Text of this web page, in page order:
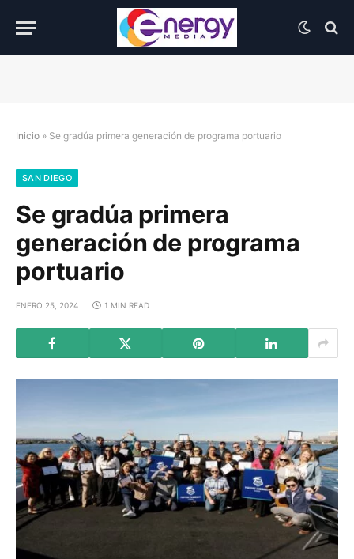
Inicio » Se gradúa primera generación de programa portuario
SAN DIEGO
Se gradúa primera
generación de programa
portuario
ENERO 25, 2024 1 MIN READ